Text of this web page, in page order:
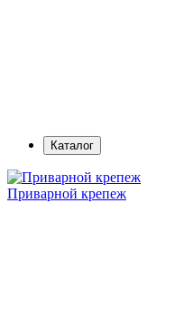
Каталог
Приварной крепеж